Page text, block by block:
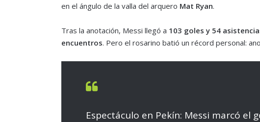
en el ángulo de la valla del arquero Mat Ryan.
Tras la anotación, Messi llegó a 103 goles y 54
encuentros. Pero el rosarino batió un récord personal:
Espectáculo en Pekín: Messi marcó el